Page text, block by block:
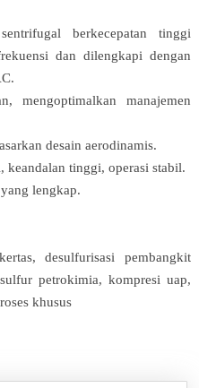
berkecepatan tinggi
dan dilengkapi dengan
mengoptimalkan manajemen
desain aerodinamis.
tinggi, operasi stabil.
lengkap.
desulfurisasi pembangkit
petrokimia, kompresi uap,
khusus